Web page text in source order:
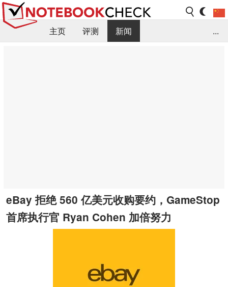
主页 评测
新闻
...
eBay 拒绝 560 亿美元收购要约，GameStop
首席执行官 Ryan Cohen 加倍努力